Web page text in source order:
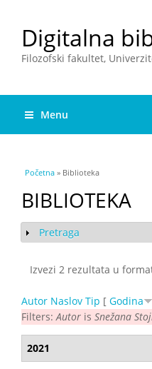
Digitalna
Filozofski fakultet,
Menu
You are here
Početna » Biblioteka
BIBLIOTEKA
Show
Pretraga
Izvezi 2 rezultata u
Autor Naslov Tip [ Godina
Filters: Autor is Snežana
2021